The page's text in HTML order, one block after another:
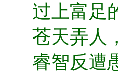
过上富足
苍天弄人
睿智反遭